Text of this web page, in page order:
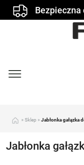
Bezpieczna
» Sklep » Jabłonka gałązka
Jabłonka